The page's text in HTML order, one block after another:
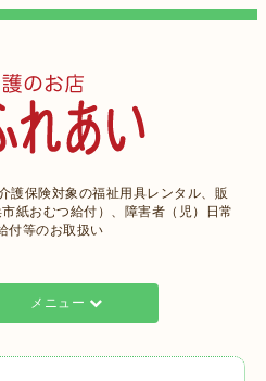
護保険対象の福祉用具レンタル、販
紙おむつ給付）、障害者（児）日常
付等のお取扱い
メニュー